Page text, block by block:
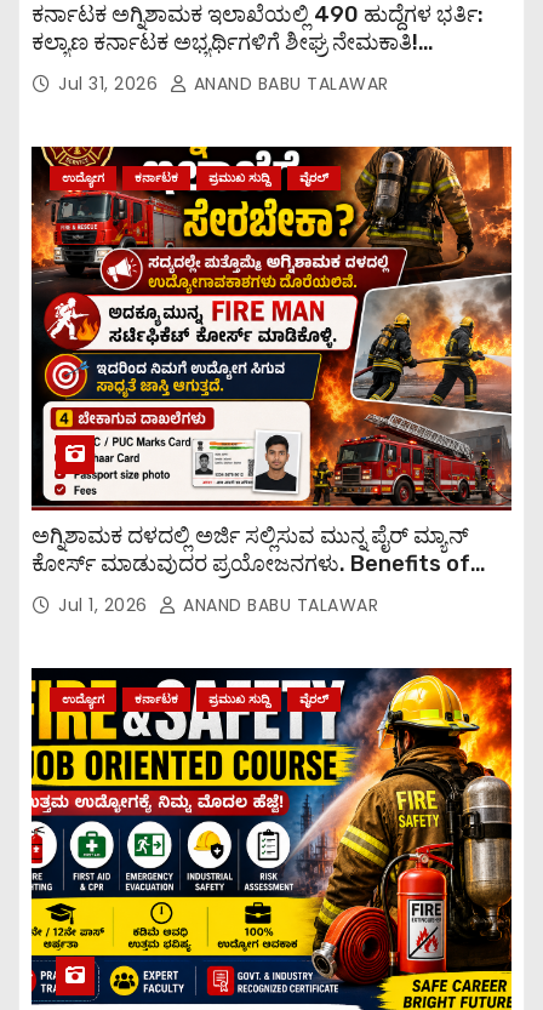
ಕರ್ನಾಟಕ ಅಗ್ನಿಶಾಮಕ ಇಲಾಖೆಯಲ್ಲಿ 490 ಹುದ್ದೆಗಳ ಭರ್ತಿ:
ಕಲ್ಯಾಣ ಕರ್ನಾಟಕ ಅಭ್ಯರ್ಥಿಗಳಿಗೆ ಶೀಘ್ರ ನೇಮಕಾತಿ!
ಕಲ್ಯಾಣ ಕರ್ನಾಟಕ ಭಾಗದ ಉದ್ಯೋಗಾಕಾಂಕ್ಷಿಗಳಿಗೆ ರಾಜ್ಯ
ಸರ್ಕಾರವು ಸಿಹಿ ಸುದ್ದಿ ನೀಡಿದೆ.
Jul 31, 2026 ANAND BABU TALAWAR
ಉದ್ಯೋಗ ಕರ್ನಾಟಕ ಪ್ರಮುಖ ಸುದ್ದಿ ವೈರಲ್
ಅಗ್ನಿಶಾಮಕ ದಳದಲ್ಲಿ ಅರ್ಜಿ ಸಲ್ಲಿಸುವ ಮುನ್ನ ಪೈರ್ ಮ್ಯಾನ್
ಕೋರ್ಸ್ ಮಾಡುವುದರ ಪ್ರಯೋಜನಗಳು. Benefits of
taking a fireman course before applying to
the fire department.
Jul 1, 2026 ANAND BABU TALAWAR
ಉದ್ಯೋಗ ಕರ್ನಾಟಕ ಪ್ರಮುಖ ಸುದ್ದಿ ವೈರಲ್